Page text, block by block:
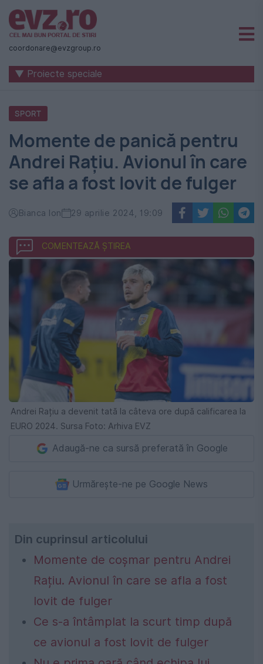
Știri
naționale
internaționale
România
-
Evenimentul
Zilei
coordonare@evzgroup.ro
▼ Proiecte speciale
SPORT
Momente de panică pentru
Andrei Rațiu. Avionul în care
se afla a fost lovit de fulger
Bianca Ion 29 aprilie 2024, 19:09
COMENTEAZĂ ȘTIREA
Andrei Rațiu a devenit tată la câteva ore după calificarea la
EURO 2024. Sursa Foto: Arhiva EVZ
Adaugă-ne ca sursă preferată în Google
Urmărește-ne pe Google News
Din cuprinsul articolului
Momente de coșmar pentru Andrei
Rațiu. Avionul în care se afla a fost
lovit de fulger
Ce s-a întâmplat la scurt timp după
ce avionul a fost lovit de fulger